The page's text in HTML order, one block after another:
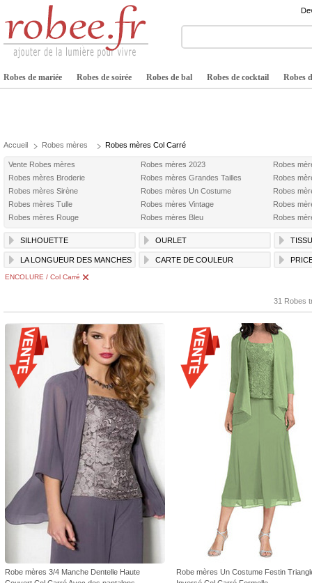
Robes de mariée Robes de soirée Robes de bal Robes de cocktail Robes
Accueil Robes mères Robes mères Col Carré
Vente Robes mères Robes mères 2023
Robes
Robes mères Broderie
Robes mères Grandes Tailles
Robes
Robes mères Sirène
Robes mères Un Costume
Robes
Robes mères Tulle
Robes mères Vintage
Robes
Robes mères Rouge
Robes mères Bleu Robes
SILHOUETTE OURLET TISSU
LA LONGUEUR DES MANCHES CARTE DE COULEUR
ENCOLURE / Col Carré
31 Robes
Robe mères 3/4 Manche Dentelle Haute
Robe mères Un Costume Festin